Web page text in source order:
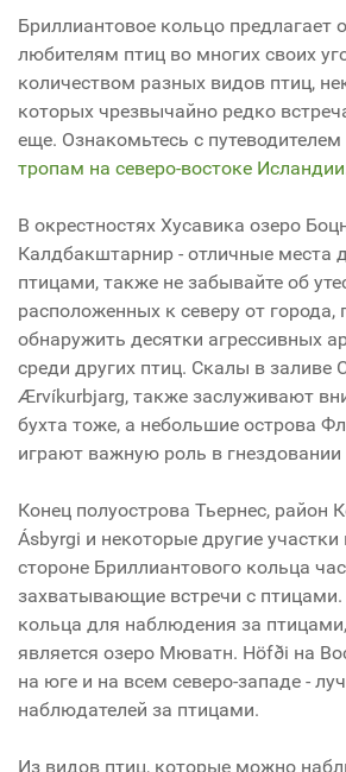
Бриллиантовое кольцо предлагает
любителям птиц во многих своих
количеством разных видов птиц,
которых чрезвычайно редко
еще. Ознакомьтесь с путеводителем
тропам на северо-востоке Исландии
В окрестностях Хусавика озеро
Калдбакштарнир - отличные места
птицами, также не забывайте об
расположенных к северу от города,
обнаружить десятки агрессивных
среди других птиц. Скалы в заливе
Ærvíkurbjarg, также заслуживают
бухта тоже, а небольшие острова
играют важную роль в гнездовании
Конец полуострова Тьернес, район
Ásbyrgi и некоторые другие
стороне Бриллиантового кольца
захватывающие встречи с
кольца для наблюдения за
является озеро Мюватн. Höfði на
на юге и на всем северо-западе -
наблюдателей за птицами.
Из видов птиц, которые можно